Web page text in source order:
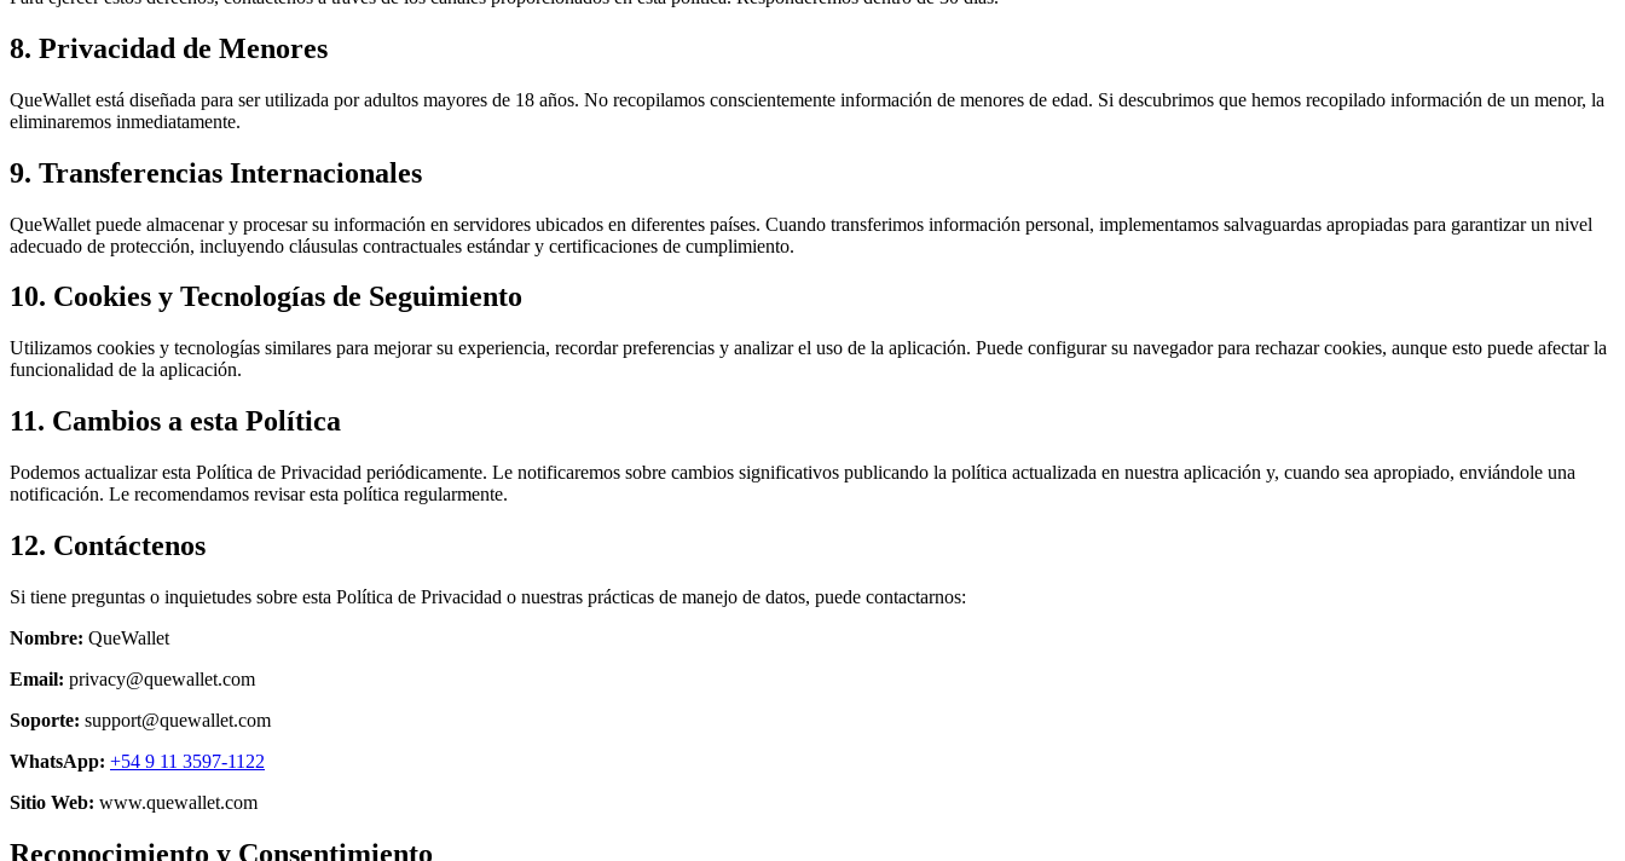
8. Privacidad de Menores
QueWallet está diseñada para ser utilizada por adultos mayores de 18 años. No recopilamos conscientemente información de menores de edad. Si descubrimos que hemos recopilado información de un menor, la
eliminaremos inmediatamente.
9. Transferencias Internacionales
QueWallet puede almacenar y procesar su información en servidores ubicados en diferentes países. Cuando transferimos información personal, implementamos salvaguardas apropiadas para garantizar un nivel
adecuado de protección, incluyendo cláusulas contractuales estándar y certificaciones de cumplimiento.
10. Cookies y Tecnologías de Seguimiento
Utilizamos cookies y tecnologías similares para mejorar su experiencia, recordar preferencias y analizar el uso de la aplicación. Puede configurar su navegador para rechazar cookies, aunque esto puede afectar la
funcionalidad de la aplicación.
11. Cambios a esta Política
Podemos actualizar esta Política de Privacidad periódicamente. Le notificaremos sobre cambios significativos publicando la política actualizada en nuestra aplicación y, cuando sea apropiado, enviándole una
notificación. Le recomendamos revisar esta política regularmente.
12. Contáctenos
Si tiene preguntas o inquietudes sobre esta Política de Privacidad o nuestras prácticas de manejo de datos, puede contactarnos:
Nombre: QueWallet
Email: privacy@quewallet.com
Soporte: support@quewallet.com
WhatsApp: +54 9 11 3597-1122
Sitio Web: www.quewallet.com
Reconocimiento y Consentimiento